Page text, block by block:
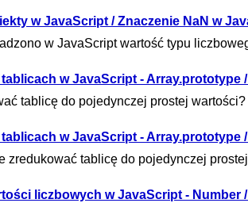
w JavaScript / Znaczenie NaN w
w JavaScript wartość typu
w JavaScript -
tablicę do pojedynczej prostej wartości?
w JavaScript -
zredukować tablicę do pojedynczej
liczbowych w JavaScript - Number